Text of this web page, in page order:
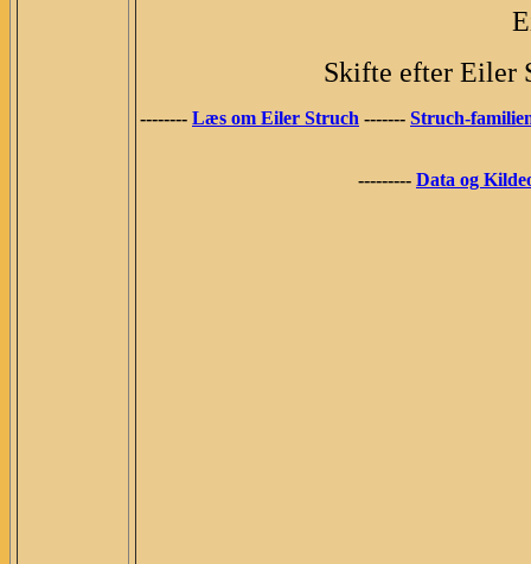
Skifte efter Eiler
-------- Læs om Eiler Struch ------- Struch-
--------- Data og